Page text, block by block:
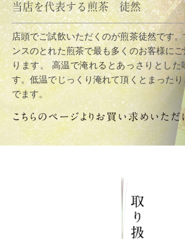
当店を代表する煎茶 徒然
店頭でご試飲いただくのが煎茶徒然です
ンスのとれた煎茶で最も多くのお客様に
ります。 高温で淹れるとあっさりとし
す。低温でじっくり淹れて頂くとまった
でます。